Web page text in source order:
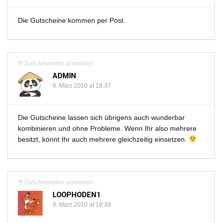
Die Gutscheine kommen per Post.
Zum Antworten anmelden
ADMIN
9. März 2010 at 18:37
Die Gutscheine lassen sich übrigens auch wunderbar
kombinieren und ohne Probleme. Wenn Ihr also mehrere
besitzt, könnt Ihr auch mehrere gleichzeitig einsetzen.
Zum Antworten anmelden
LOOPHODEN1
9. März 2010 at 18:39